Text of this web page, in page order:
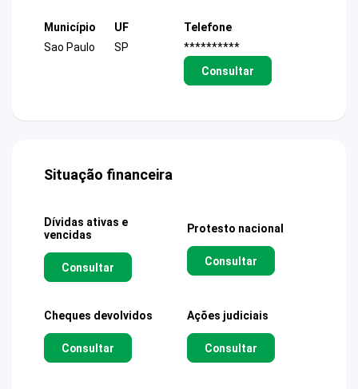
Município
Sao Paulo
UF
SP
Telefone
**********
Consultar
Situação financeira
Dívidas ativas e
vencidas
Consultar
Protesto nacional
Consultar
Cheques devolvidos
Consultar
Ações judiciais
Consultar